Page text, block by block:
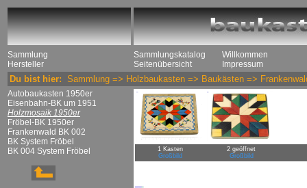
Sammlung
Hersteller
Sammlungskatalog
Seitenübersicht
Willkommen
Impressum
Du bist hier: Sammlung => Holzbaukasten => Baukästen =>
Autobaukasten 1950er
Eisenbahn-BK um 1951
Holzmosaik 1950er
Fröbel-BK 1950er
Frankenwald BK 002
BK System Fröbel
BK 004 System Fröbel
1 Kasten
Großbild
2 geöffnet
Großbild